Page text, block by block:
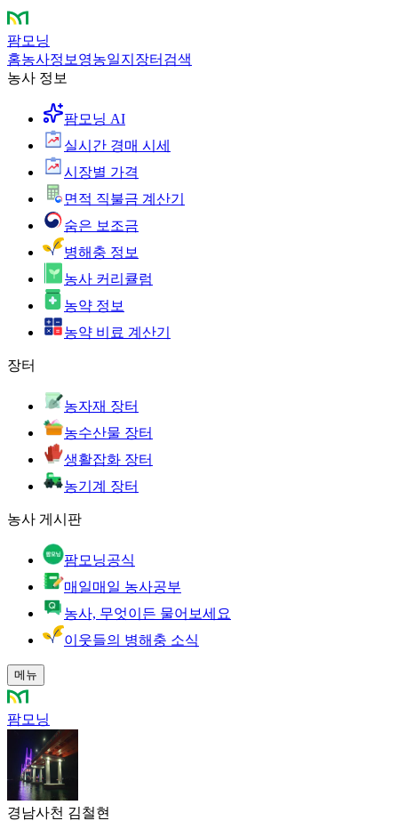
팜모닝
홈농사정보 영농일지 장터 검색
농사 정보
팜모닝 AI
실시간 경매 시세
시장별 가격
면적 직불금 계산기
숨은 보조금
병해충 정보
농사 커리큘럼
농약 정보
농약 비료 계산기
장터
농자재 장터
농수산물 장터
생활잡화 장터
농기계 장터
농사 게시판
팜모닝공식
매일매일 농사공부
농사, 무엇이든 물어보세요
이웃들의 병해충 소식
메뉴
팜모닝
경남사천 김철현